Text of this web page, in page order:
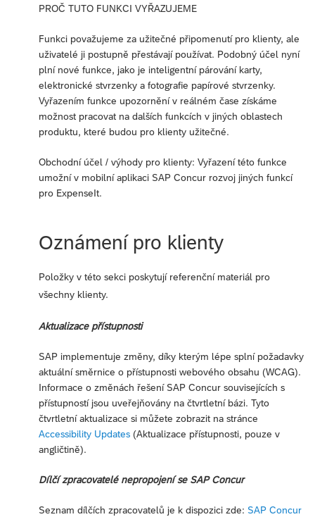
PROČ TUTO FUNKCI VYŘAZUJEME
Funkci považujeme za užitečné připomenutí pro klienty, ale
uživatelé ji postupně přestávají používat. Podobný účel nyní
plní nové funkce, jako je inteligentní párování karty,
elektronické stvrzenky a fotografie papírové stvrzenky.
Vyřazením funkce upozornění v reálném čase získáme
možnost pracovat na dalších funkcích v jiných oblastech
produktu, které budou pro klienty užitečné.
Obchodní účel / výhody pro klienty: Vyřazení této funkce
umožní v mobilní aplikaci SAP Concur rozvoj jiných funkcí
pro ExpenseIt.
Oznámení pro klienty
Položky v této sekci poskytují referenční materiál pro
všechny klienty.
Aktualizace přístupnosti
SAP implementuje změny, díky kterým lépe splní požadavky
aktuální směrnice o přístupnosti webového obsahu (WCAG).
Informace o změnách řešení SAP Concur souvisejících s
přístupností jsou uveřejňovány na čtvrtletní bázi. Tyto
čtvrtletní aktualizace si můžete zobrazit na stránce
Accessibility Updates (Aktualizace přístupnosti, pouze v
angličtině).
Dílčí zpracovatelé nepropojení se SAP Concur
Seznam dílčích zpracovatelů je k dispozici zde: SAP Concur